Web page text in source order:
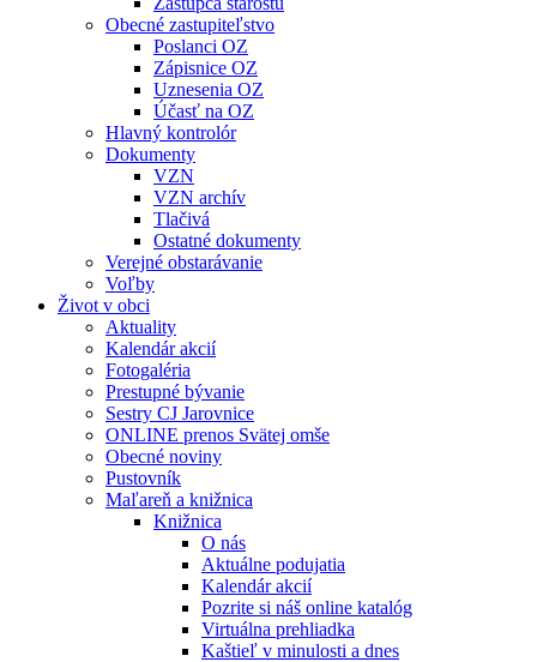
Obecné zastupiteľstvo
Poslanci OZ
Zápisnice OZ
Uznesenia OZ
Účasť na OZ
Hlavný kontrolór
Dokumenty
VZN
VZN archív
Tlačivá
Ostatné dokumenty
Verejné obstarávanie
Voľby
Život v obci
Aktuality
Kalendár akcií
Fotogaléria
Prestupné bývanie
Sestry CJ Jarovnice
ONLINE prenos Svätej omše
Obecné noviny
Pustovník
Maľareň a knižnica
Knižnica
O nás
Aktuálne podujatia
Kalendár akcií
Pozrite si náš online katalóg
Virtuálna prehliadka
Kaštieľ v minulosti a dnes